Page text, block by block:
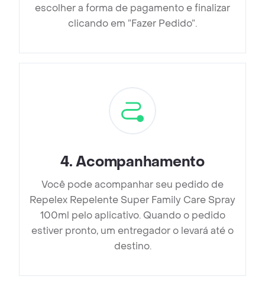
escolher a forma de pagamento e finalizar
clicando em ”Fazer Pedido”.
4.Acompanhamento
Você pode acompanhar seu pedido de
Repelex Repelente Super Family Care Spray
100ml pelo aplicativo. Quando o pedido
estiver pronto, um entregador o levará até o
destino.